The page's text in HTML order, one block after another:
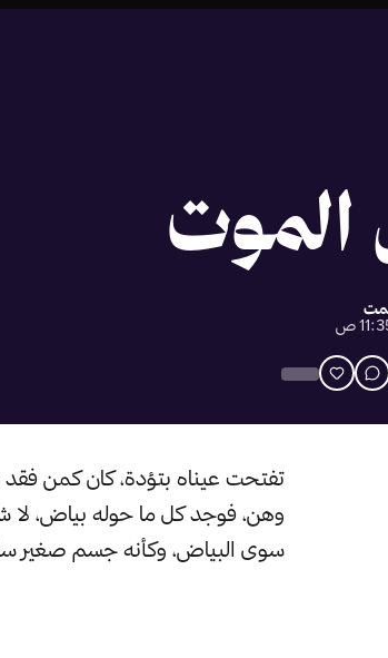
الموت
تفتحت عيناه بتؤدة، كان كمن فقد
وهن، فوجد كل ما حوله بياض، لا
سوى البياض، وكأنه جسم صغير